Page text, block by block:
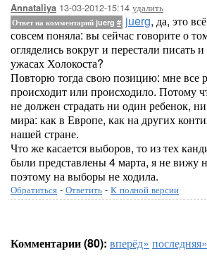
Annataliya 13-03-2012-15:14 удалить
Ответ на комментарий juerg # juerg, да, это
совсем поняла: вы сейчас говорите о
огляделись вокруг и перестали писать
ужасах Холокоста?
Повторю тогда свою позицию: мне все
происходит или происходило. Потому
не должен страдать ни один ребенок,
мира: как в Европе, как на других
нашей стране.
Что же касается выборов, то из тех
были представлены 4 марта, я не вижу
поэтому на выборы не ходила.
Обратиться - Ответить - К полной версии
Комментарии (80): вперёд» последняя»